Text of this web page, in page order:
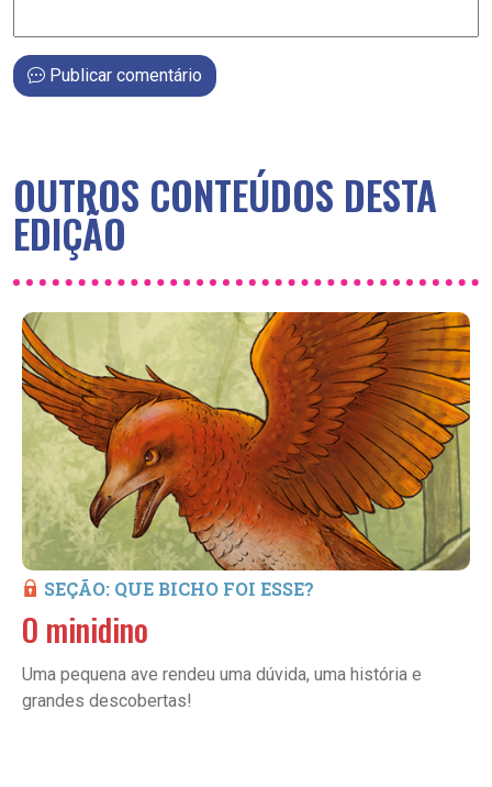
Publicar comentário
OUTROS CONTEÚDOS DESTA
EDIÇÃO
SEÇÃO: QUE BICHO FOI ESSE?
O minidino
Uma pequena ave rendeu uma dúvida, uma história e
grandes descobertas!